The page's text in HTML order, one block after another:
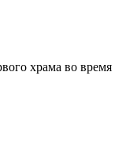
храма во